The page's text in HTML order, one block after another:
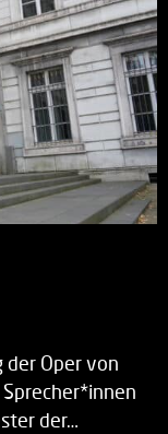
der Oper von
der…